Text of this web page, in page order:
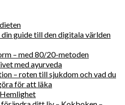
guide till den digitala världen
– med 80/20-metoden
med ayurveda
– roten till sjukdom och vad du
för att läka